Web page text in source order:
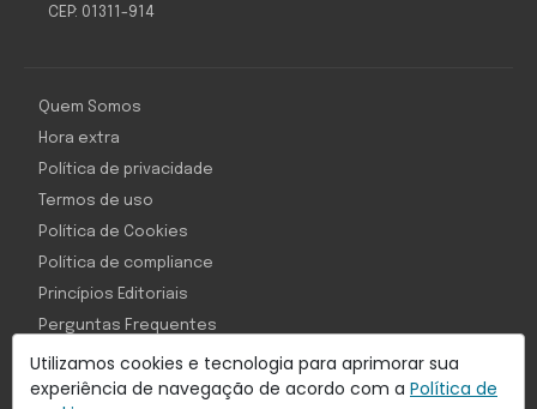
Utilizamos cookies e tecnologia para aprimorar sua
experiência de navegação de acordo com a Política de
CEP: 01311-914
Quem Somos
Hora extra
Política de privacidade
Termos de uso
Política de Cookies
Política de compliance
Princípios Editoriais
Perguntas Frequentes